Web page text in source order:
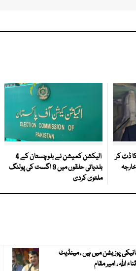
ڈٹ کر
الیکشن کمیشن نے بلوچستان کے 4
بلدیاتی حلقوں میں 9 اگست کی پولنگ
ملتوی کردی
پوزیشن میں ہیں ، مینڈیٹ
اللہ ، امیر مقام